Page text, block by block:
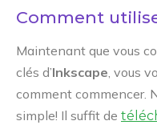
Comment
Maintenant que vous
clés d’Inkscape, vous
comment commencer.
simple! Il suffit de